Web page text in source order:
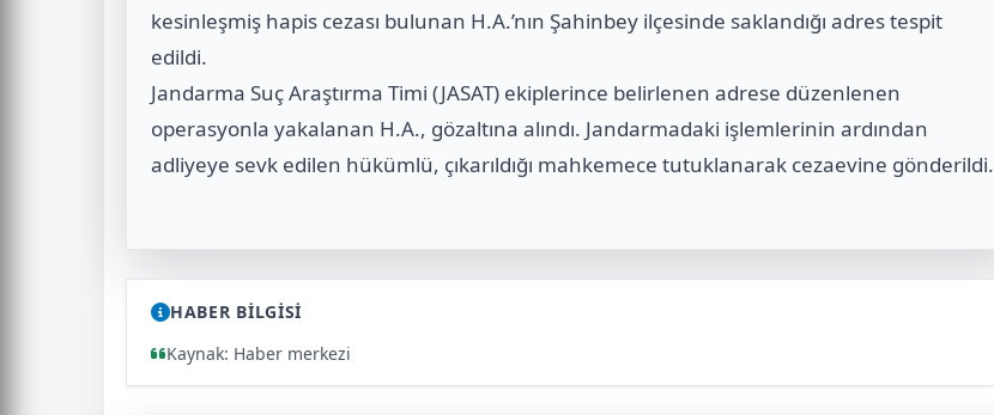
kesinleşmiş hapis cezası bulunan H.A.’nın Şahinbey ilçesinde saklandığı adres tespit
edildi.
Jandarma Suç Araştırma Timi (JASAT) ekiplerince belirlenen adrese düzenlenen
operasyonla yakalanan H.A., gözaltına alındı. Jandarmadaki işlemlerinin ardından
adliyeye sevk edilen hükümlü, çıkarıldığı mahkemece tutuklanarak cezaevine gönderildi.
HABER BİLGİSİ
Kaynak: Haber merkezi